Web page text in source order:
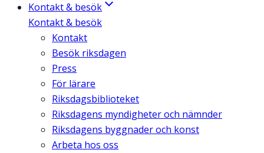
Kontakt & besök
Kontakt & besök
Kontakt
Besök riksdagen
Press
För lärare
Riksdagsbiblioteket
Riksdagens myndigheter och nämnder
Riksdagens byggnader och konst
Arbeta hos oss